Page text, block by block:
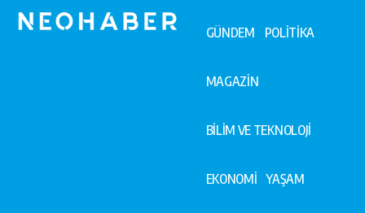
GÜNDEM POLİTİKA
MAGAZİN
BİLİM VE TEKNOLOJİ
EKONOMİ YAŞAM